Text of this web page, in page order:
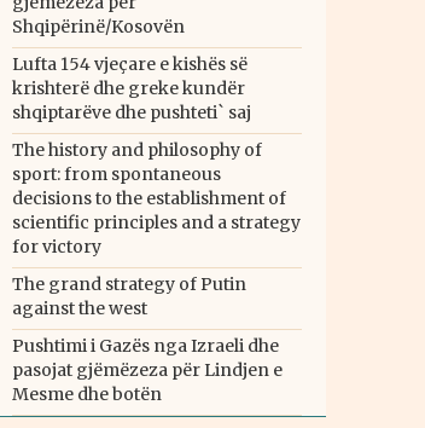
Shqipërinë/Kosovën
Lufta 154 vjeçare e kishës së
krishterë dhe greke kundër
shqiptarëve dhe pushteti` saj
The history and philosophy of
sport: from spontaneous
decisions to the establishment of
scientific principles and a strategy
for victory
The grand strategy of Putin
against the west
Pushtimi i Gazës nga Izraeli dhe
pasojat gjëmëzeza për Lindjen e
Mesme dhe botën